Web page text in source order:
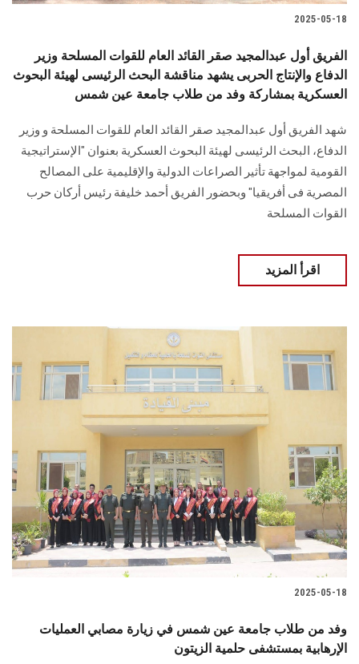
2025-05-18
الفريق أول عبدالمجيد صقر القائد العام للقوات المسلحة وزير
الدفاع والإنتاج الحربى يشهد مناقشة البحث الرئيسى لهيئة البحوث
العسكرية بمشاركة وفد من طلاب جامعة عين شمس
شهد الفريق أول عبدالمجيد صقر القائد العام للقوات المسلحة و وزير
الدفاع، البحث الرئيسى لهيئة البحوث العسكرية بعنوان "الإستراتيجية
القومية لمواجهة تأثير الصراعات الدولية والإقليمية على المصالح
المصرية فى أفريقيا" وبحضور الفريق أحمد خليفة رئيس أركان حرب
القوات المسلحة
اقرأ المزيد
2025-05-18
وفد من طلاب جامعة عين شمس في زيارة مصابي العمليات
الإرهابية بمستشفى حلمية الزيتون